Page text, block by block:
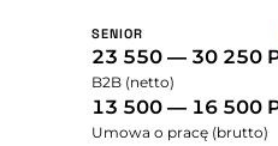
SENIOR
23 550 — 30 250
B2B (netto)
13 500 — 16 500
Umowa o pracę (brutto)